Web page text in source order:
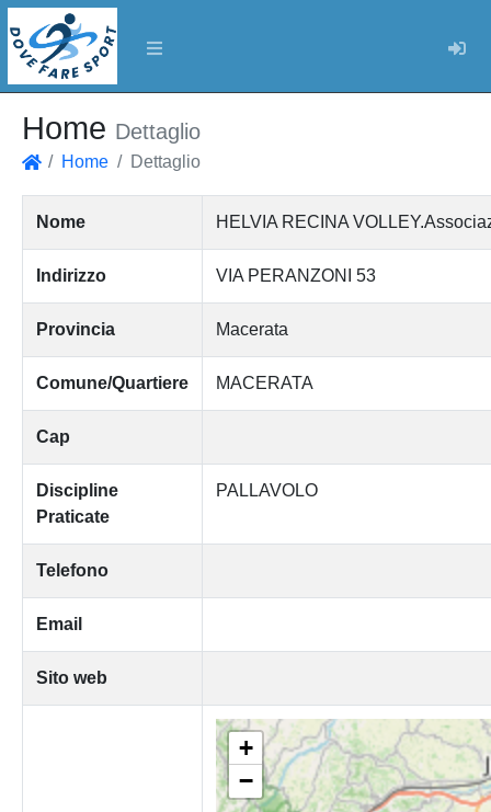
Home Dettaglio
Home Dettaglio
Nome HELVIA RECINA
Indirizzo VIA PERANZONI 53
Provincia Macerata
Comune/Quartiere MACERATA
Cap
Discipline
Praticate
PALLAVOLO
Telefono
Email
Sito web
+
−